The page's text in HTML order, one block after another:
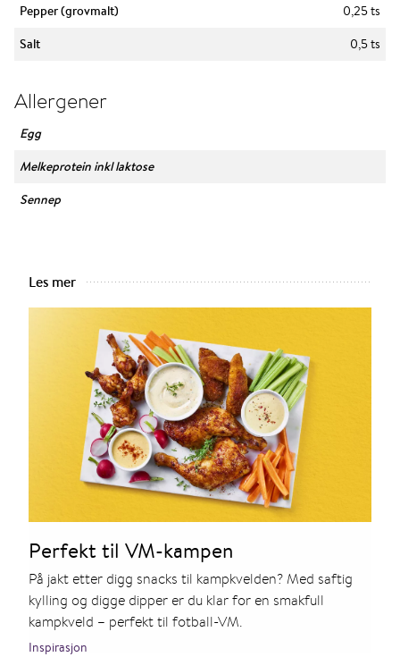
Pepper (grovmalt)
0,25 ts
Salt
0,5 ts
Allergener
Egg
Melkeprotein inkl laktose
Sennep
Les mer
Perfekt til VM-kampen
På jakt etter digg snacks til kampkvelden? Med saftig
kylling og digge dipper er du klar for en smakfull
kampkveld – perfekt til fotball-VM.
Inspirasjon